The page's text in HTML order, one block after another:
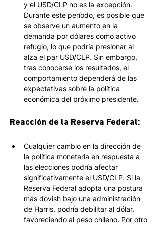
y el USD/CLP no es la excepción.
Durante este período, es posible que
se observe un aumento en la
demanda por dólares como activo
refugio, lo que podría presionar al
alza el par USD/CLP. Sin embargo,
tras conocerse los resultados, el
comportamiento dependerá de las
expectativas sobre la política
económica del próximo presidente.
Reacción de la Reserva Federal:
Cualquier cambio en la dirección de
la política monetaria en respuesta a
las elecciones podría afectar
significativamente el USD/CLP. Si la
Reserva Federal adopta una postura
más dovish bajo una administración
de Harris, podría debilitar al dólar,
favoreciendo al peso chileno. Por otro